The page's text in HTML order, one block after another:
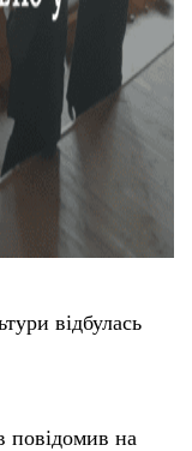
відбулась
повідомив на